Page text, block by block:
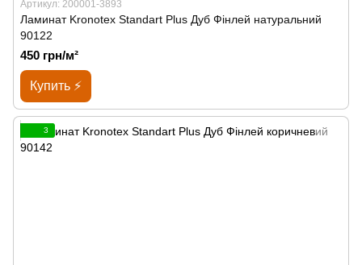
Артикул: 200001-3893
Ламинат Kronotex Standart Plus Дуб Фінлей натуральний
90122
450 грн/м²
Купить ⚡
3